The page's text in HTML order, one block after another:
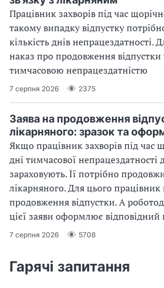
Працівник захворів під час
такому випадку відпустку
кількість днів непрацездатності.
наказ про продовження відпустки
тимчасовою непрацездатністю
7 серпня 2026 2375
Заява на продовження
лікарняного: зразок та
Якщо працівник захворів під час
дні тимчасової непрацездатності
зараховують. Її потрібно
лікарняного. Для цього працівник
продовження відпустки. А
цієї заяви оформлює відповідний
7 серпня 2026 5708
Гарячі запитання